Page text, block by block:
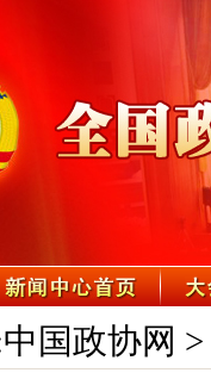
中国政协网 >